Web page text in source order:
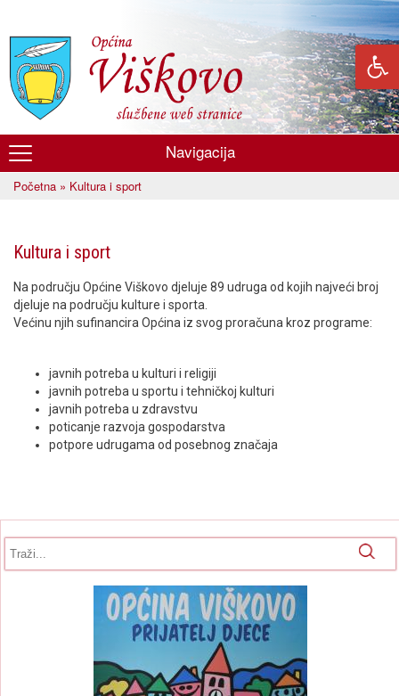
glavni
sadržaj
Općina
Viškovo
Navigacija
Početna » Kultura i sport
Kultura i sport
Na području Općine Viškovo djeluje 89 udruga od kojih najveći broj
djeluje na području kulture i sporta.
Većinu njih sufinancira Općina iz svog proračuna kroz programe:
javnih potreba u kulturi i religiji
javnih potreba u sportu i tehničkoj kulturi
javnih potreba u zdravstvu
poticanje razvoja gospodarstva
potpore udrugama od posebnog značaja